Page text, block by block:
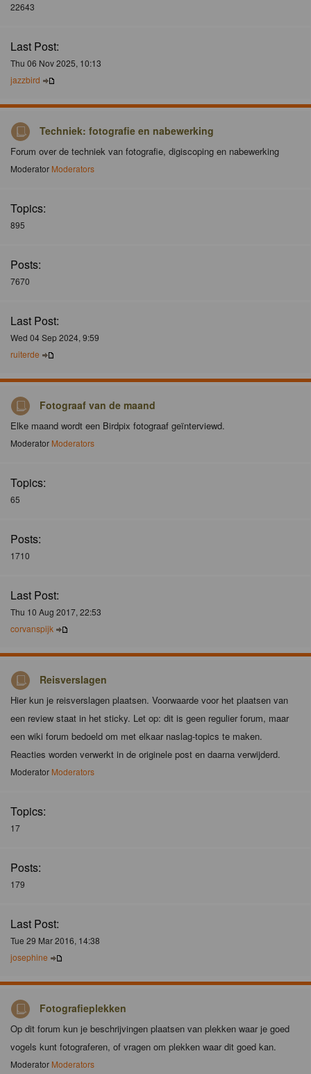
22643
Last Post:
Thu 06 Nov 2025, 10:13
jazzbird
Techniek: fotografie en nabewerking
Forum over de techniek van fotografie, digiscoping en nabewerking
Moderator Moderators
Topics:
895
Posts:
7670
Last Post:
Wed 04 Sep 2024, 9:59
ruiterde
Fotograaf van de maand
Elke maand wordt een Birdpix fotograaf geïnterviewd.
Moderator Moderators
Topics:
65
Posts:
1710
Last Post:
Thu 10 Aug 2017, 22:53
corvanspijk
Reisverslagen
Hier kun je reisverslagen plaatsen. Voorwaarde voor het plaatsen van
een review staat in het sticky. Let op: dit is geen regulier forum, maar
een wiki forum bedoeld om met elkaar naslag-topics te maken.
Reacties worden verwerkt in de originele post en daarna verwijderd.
Moderator Moderators
Topics:
17
Posts:
179
Last Post:
Tue 29 Mar 2016, 14:38
josephine
Fotografieplekken
Op dit forum kun je beschrijvingen plaatsen van plekken waar je goed
vogels kunt fotograferen, of vragen om plekken waar dit goed kan.
Moderator Moderators